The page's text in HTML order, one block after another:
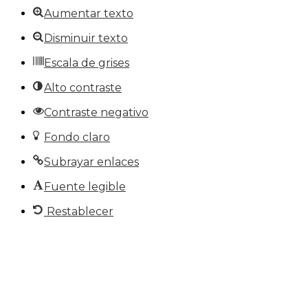
Aumentar texto
Disminuir texto
Escala de grises
Alto contraste
Contraste negativo
Fondo claro
Subrayar enlaces
Fuente legible
Restablecer